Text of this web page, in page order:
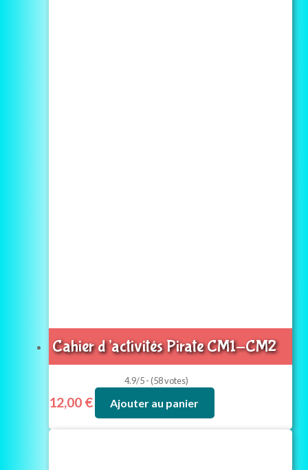
Cahier d’activités Pirate CM1-CM2
4.9/5 - (58 votes)
12,00 € Ajouter au panier